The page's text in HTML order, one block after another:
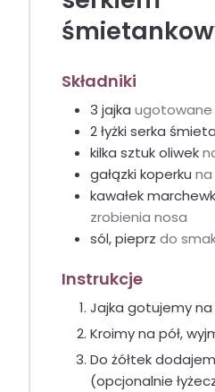
Składniki
3 jajka
2łyżki serka
kilka sztuk oliwek
gałązki koperku na
kawałek
zrobienia nosa
sól, pieprz do
Instrukcje
Jajka gotujemy
Kroimy na pół,
Do żółtek
(opcjonalnie